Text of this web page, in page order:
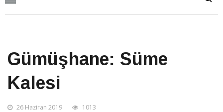
Gümüşhane: Süme
Kalesi
26 Haziran 2019 1013